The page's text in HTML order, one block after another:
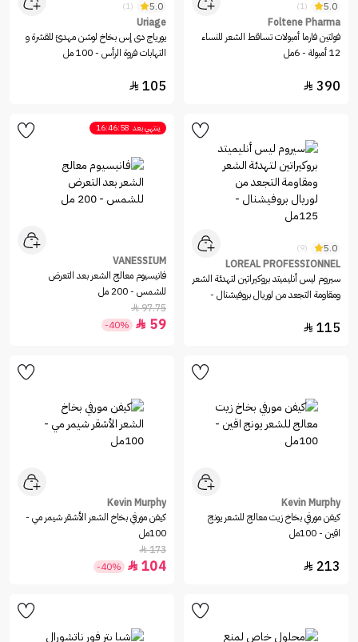
5.0
(1)
Foltene Pharma
فولتين فارما أمبولات تساقط الشعر للنساء
12 أمبولة - 6مل
390

5.0
(1)
Uriage
يورياج دى إس بخاخ لوشن مهدئ للقشرة و
التهابات فروة الرأس - 100 مل
105

5.0
(9)
LOREAL PROFESSIONNEL
سيروم ليس أنليميتد بروكيراتين لتهدئة الشعر
ومقاومة التجعد من لوريال بروفيشنال -
115

ينتهي بعد 16:46:58
VANESSIUM
فانيسيوم معالج الشعر بعد التعرض
للشمس - 200 مل
97.75

59

-40%
Kevin Murphy
كيفن مورفي بخاخ زيت معالج للشعر يونج
اقين - 100مل
213

Kevin Murphy
كيفن مورفي بخاخ الشعر الأشقر شيمر مي -
100مل
173

104

-40%